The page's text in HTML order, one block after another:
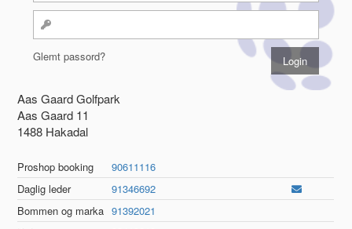
Glemt passord?
Aas Gaard Golfpark
Aas Gaard 11
1488 Hakadal
Proshop booking
90611116
Daglig leder
91346692
Bommen og marka 91392021